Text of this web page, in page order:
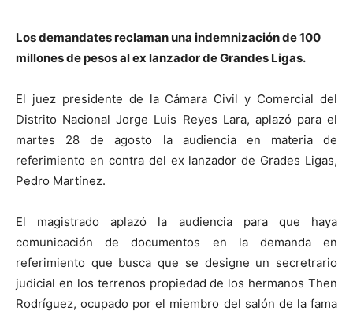
Los demandates reclaman una indemnización de 100
millones de pesos al ex lanzador de Grandes Ligas.
El juez presidente de la Cámara Civil y Comercial del
Distrito Nacional Jorge Luis Reyes Lara, aplazó para el
martes 28 de agosto la audiencia en materia de
referimiento en contra del ex lanzador de Grades Ligas,
Pedro Martínez.
El magistrado aplazó la audiencia para que haya
comunicación de documentos en la demanda en
referimiento que busca que se designe un secretrario
judicial en los terrenos propiedad de los hermanos Then
Rodríguez, ocupado por el miembro del salón de la fama